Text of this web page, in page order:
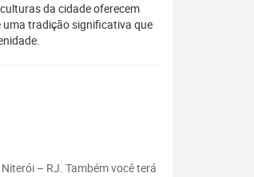
da cidade oferecem
uma tradição significativa que
– RJ. Também você terá